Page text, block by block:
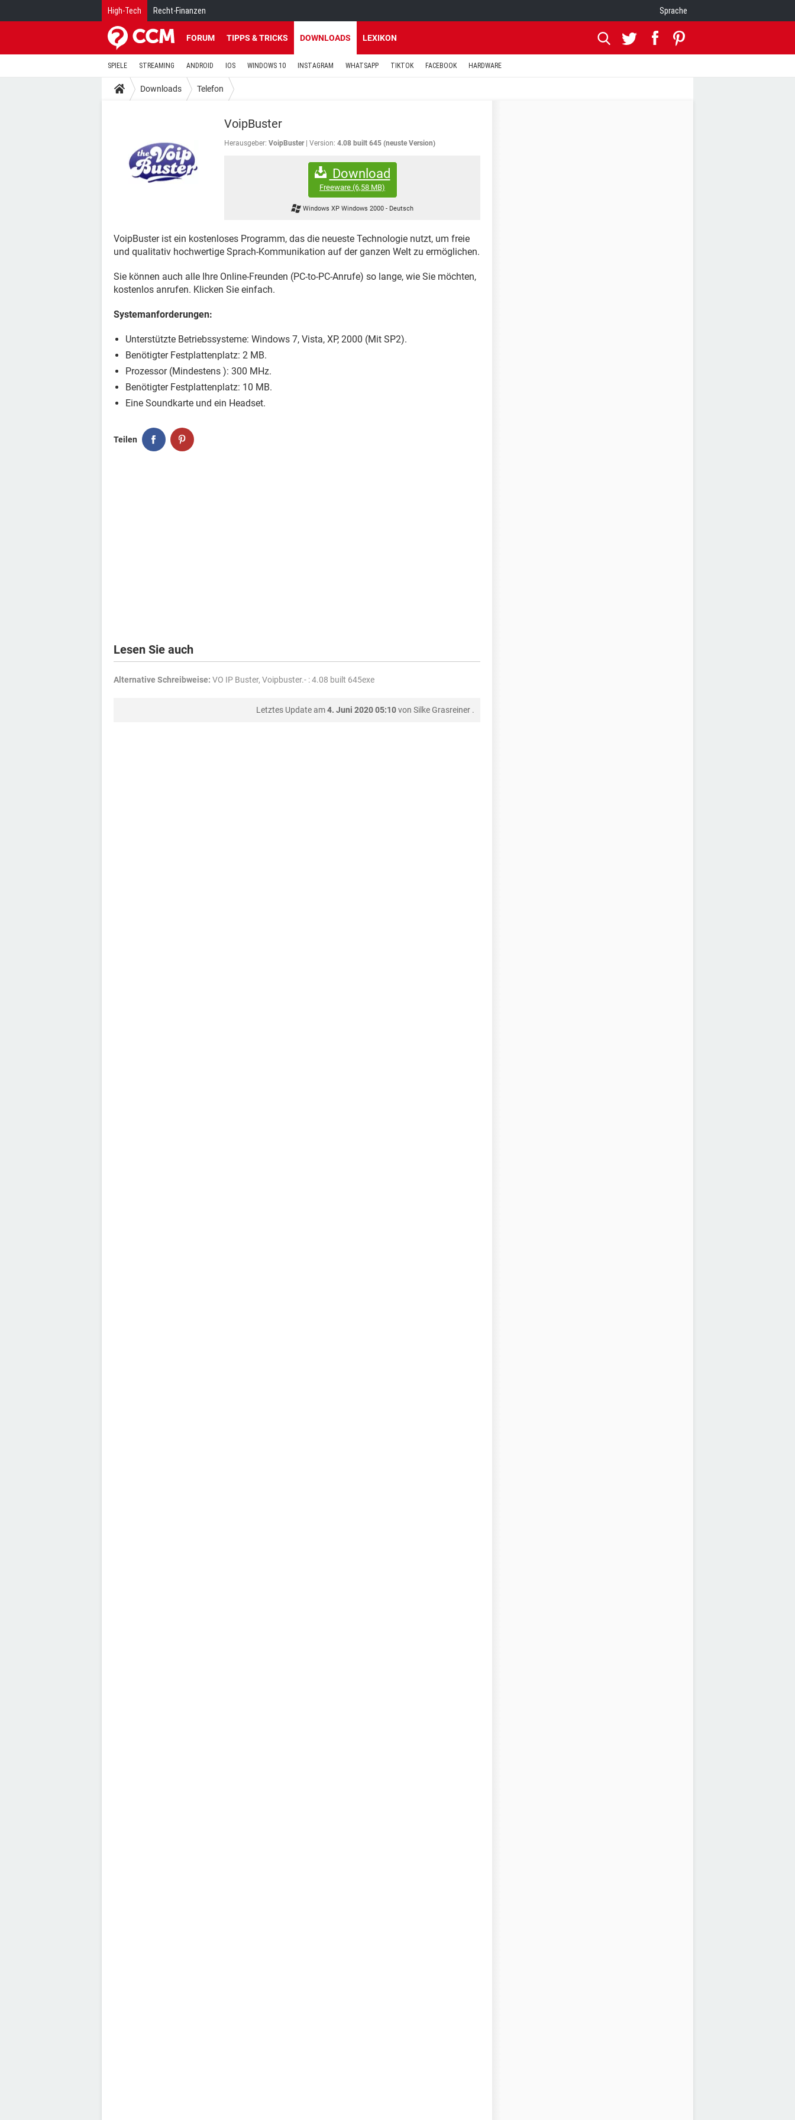
High-Tech Recht-Finanzen Sprache
FORUM TIPPS & TRICKS DOWNLOADS LEXIKON
SPIELE STREAMING ANDROID IOS WINDOWS 10 INSTAGRAM WHATSAPP TIKTOK FACEBOOK HARDWARE
Downloads Telefon
VoipBuster
Herausgeber: VoipBuster Version: 4.08 built 645 (neuste Version)
Download
Freeware (6,58 MB)
Windows XP Windows 2000- Deutsch
VoipBuster ist ein kostenloses Programm, das die neueste Technologie nutzt, um freie
und qualitativ hochwertige Sprach-Kommunikation auf der ganzen Welt zu ermöglichen.
Sie können auch alle Ihre Online-Freunden (PC-to-PC-Anrufe) so lange, wie Sie möchten,
kostenlos anrufen. Klicken Sie einfach.
Systemanforderungen:
Unterstützte Betriebssysteme: Windows 7, Vista, XP, 2000 (Mit SP2).
Benötigter Festplattenplatz: 2 MB.
Prozessor (Mindestens ): 300 MHz.
Benötigter Festplattenplatz: 10 MB.
Eine Soundkarte und ein Headset.
Teilen
Lesen Sie auch
Alternative Schreibweise: VO IP Buster, Voipbuster.- : 4.08 built 645exe
Letztes Update am4. Juni 2020 05:10von Silke Grasreiner .